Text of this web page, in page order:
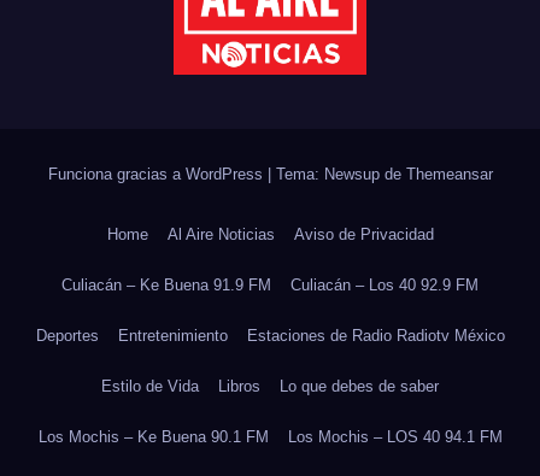
Funciona gracias a WordPress Tema: Newsup de Themeansar
Home Al Aire Noticias Aviso de Privacidad
Culiacán – Ke Buena 91.9 FM Culiacán – Los 40 92.9 FM
Deportes Entretenimiento Estaciones de Radio Radiotv México
Estilo de Vida Libros Lo que debes de saber
Los Mochis – Ke Buena 90.1 FM Los Mochis – LOS 40 94.1 FM